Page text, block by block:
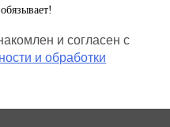
и согласен с
и обработки